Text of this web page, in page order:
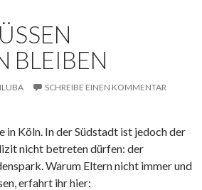
SCHREIBE EINEN KOMMENTAR
in Köln. In der Südstadt ist jedoch der
nicht betreten dürfen: der
Warum Eltern nicht immer und
erfahrt ihr hier: